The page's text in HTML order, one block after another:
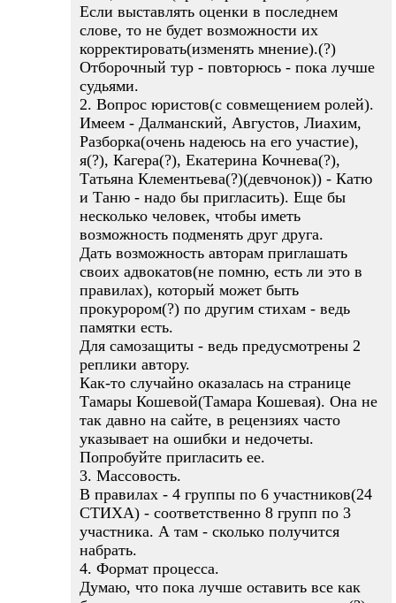
Если выставлять оценки в последнем
слове, то не будет возможности их
корректировать(изменять мнение).(?)
Отборочный тур - повторюсь - пока лучше
судьями.
2. Вопрос юристов(с совмещением ролей).
Имеем - Далманский, Августов, Лиахим,
Разборка(очень надеюсь на его участие),
я(?), Кагера(?), Екатерина Кочнева(?),
Татьяна Клементьева(?)(девчонок)) - Катю
и Таню - надо бы пригласить). Еще бы
несколько человек, чтобы иметь
возможность подменять друг друга.
Дать возможность авторам приглашать
своих адвокатов(не помню, есть ли это в
правилах), который может быть
прокурором(?) по другим стихам - ведь
памятки есть.
Для самозащиты - ведь предусмотрены 2
реплики автору.
Как-то случайно оказалась на странице
Тамары Кошевой(Тамара Кошевая). Она не
так давно на сайте, в рецензиях часто
указывает на ошибки и недочеты.
Попробуйте пригласить ее.
3. Массовость.
В правилах - 4 группы по 6 участников(24
СТИХА) - соответственно 8 групп по 3
участника. А там - сколько получится
набрать.
4. Формат процесса.
Думаю, что пока лучше оставить все как